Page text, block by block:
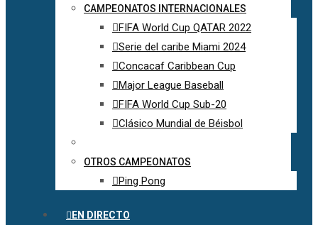
CAMPEONATOS INTERNACIONALES
FIFA World Cup QATAR 2022
Serie del caribe Miami 2024
Concacaf Caribbean Cup
Major League Baseball
FIFA World Cup Sub-20
Clásico Mundial de Béisbol
OTROS CAMPEONATOS
Ping Pong
EN DIRECTO